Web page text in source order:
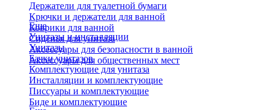
Держатели для туалетной бумаги
Крючки и держатели для ванной
Коврики для ванной
Сиденья для унитаза
Аксессуары для безопасности в ванной
Аксессуары для общественных мест
Еще
Унитазы и инсталляции
Унитазы
Бачки унитазов
Комплектующие для унитаза
Инсталляции и комплектующие
Писсуары и комплектующие
Биде и комплектующие